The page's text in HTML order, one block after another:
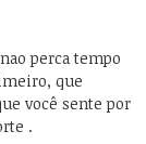
perca tempo
que
você sente por
.